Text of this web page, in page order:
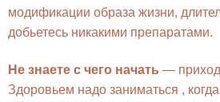
модификации образа жизни,
добьетесь никакими препаратами.
Не знаете с чего начать —
Здоровьем надо заниматься ,